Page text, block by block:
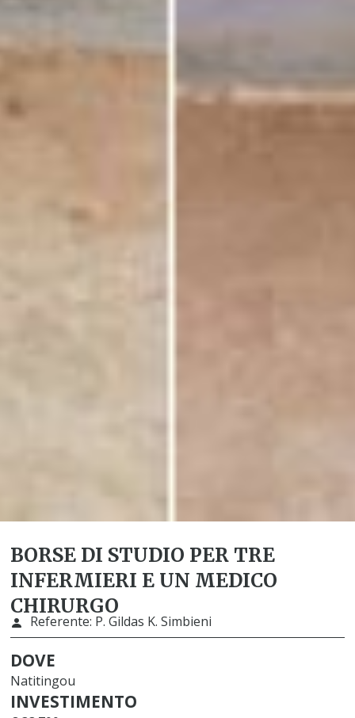
BORSE DI STUDIO PER TRE
INFERMIERI E UN MEDICO
CHIRURGO
Referente: P. Gildas K. Simbieni
DOVE
Natitingou
INVESTIMENTO